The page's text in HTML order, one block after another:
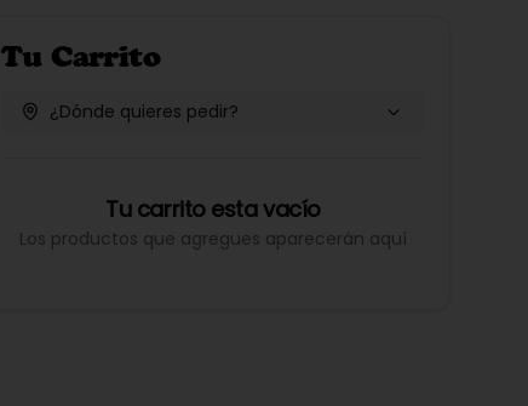
Tu Carrito
¿Dónde quieres pedir?
Tu carrito esta vacío
Los productos que agregues aparecerán aquí